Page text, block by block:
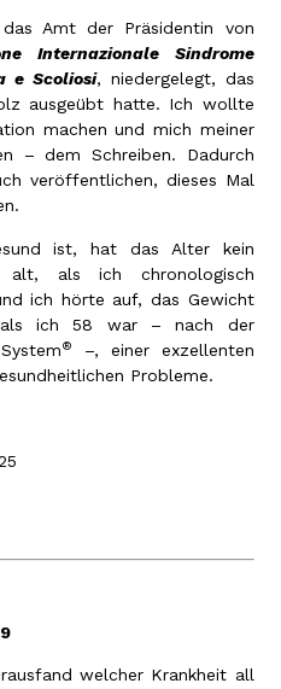
Amt der Präsidentin von
Internazionale Sindrome
e Scoliosi, niedergelegt, das
ausgeübt hatte. Ich wollte
machen und mich meiner
– dem Schreiben. Dadurch
veröffentlichen, dieses Mal
ist, hat das Alter kein
als ich chronologisch
ich hörte auf, das Gewicht
als ich 58 war – nach der
®
–, einer exzellenten
Probleme.
welcher Krankheit all